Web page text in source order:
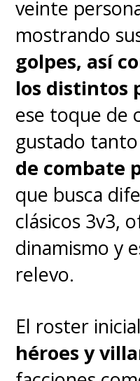
Por ahora,
tres
original y su
"She-Hulk"
Disney+ ,
en la última
enHBO Max.
veinte
mostrando
golpes, así
los distintos
ese toque de
gustado
de combate
que busca
clásicos 3v3,
dinamismo y
relevo.
El roster
héroes y